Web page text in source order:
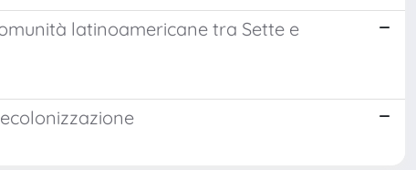
latinoamericane tra Sette e